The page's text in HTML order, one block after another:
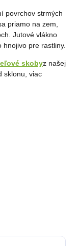
že i přes naši
povrchov strmých
priamo na zem,
Jutové vlákno
pre rastliny.
skobyz našej
sklonu, viac